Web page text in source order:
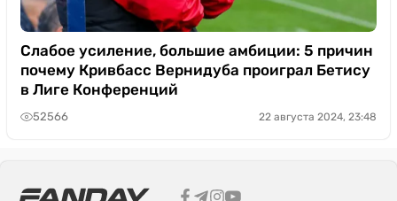
Слабое усиление, большие амбиции: 5 причин
почему Кривбасс Вернидуба проиграл Бетису
в Лиге Конференций
52566 22 августа 2024, 23:48